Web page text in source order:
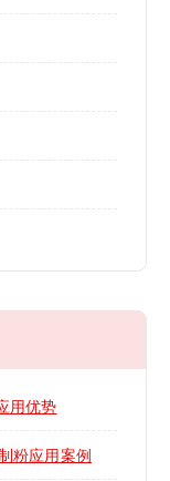
用优势
粉应用案例